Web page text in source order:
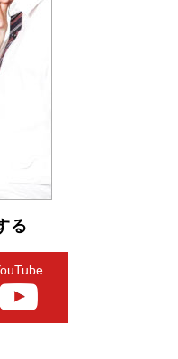
1位 宇宙
に幕 特装
録
かし
ンティマ
『大奥』
る